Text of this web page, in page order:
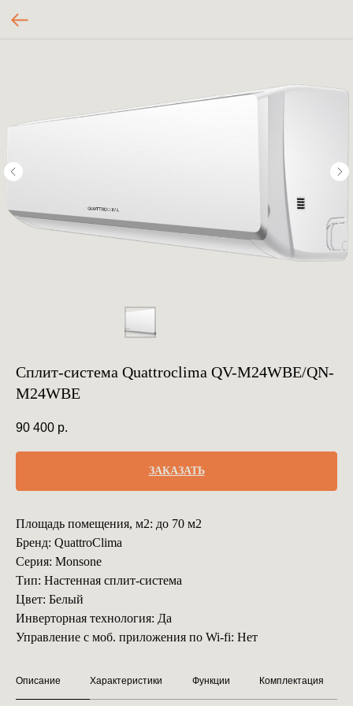
Сплит-система Quattroclima QV-M24WBE/QN-
M24WBE
90 400 р.
ЗАКАЗАТЬ
Площадь помещения, м2: до 70 м2
Бренд: QuattroClima
Серия: Monsone
Тип: Настенная сплит-система
Цвет: Белый
Инверторная технология: Да
Управление с моб. приложения по Wi-fi: Нет
Описание Характеристики Функции Комплектация